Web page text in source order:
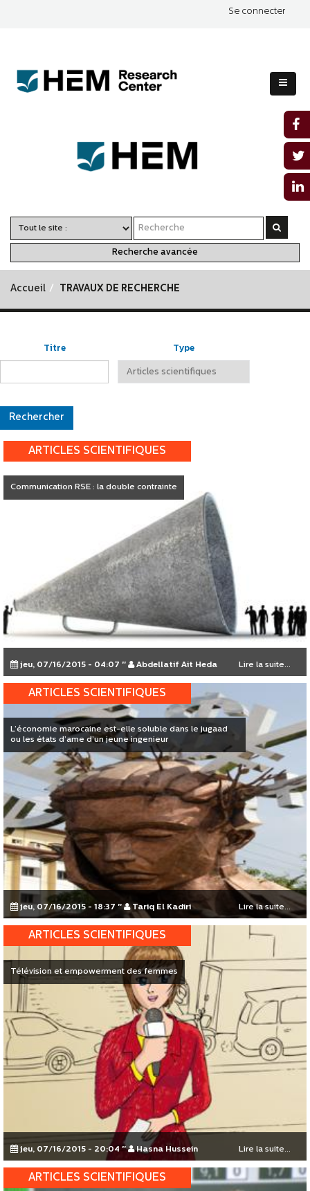
Se connecter
Recherche avancée
Accueil TRAVAUX DE RECHERCHE
Titre Type
Communication RSE : la double contrainte
ARTICLES SCIENTIFIQUES
jeu, 07/16/2015 - 04:07 " Abdellatif Ait Heda Lire la suite...
L’économie marocaine est-elle soluble dans le jugaad
ou les états d’ame d’un jeune ingenieur
ARTICLES SCIENTIFIQUES
jeu, 07/16/2015 - 18:37 " Tariq El Kadiri Lire la suite...
Télévision et empowerment des femmes
ARTICLES SCIENTIFIQUES
jeu, 07/16/2015 - 20:04 " Hasna Hussein Lire la suite...
ARTICLES SCIENTIFIQUES